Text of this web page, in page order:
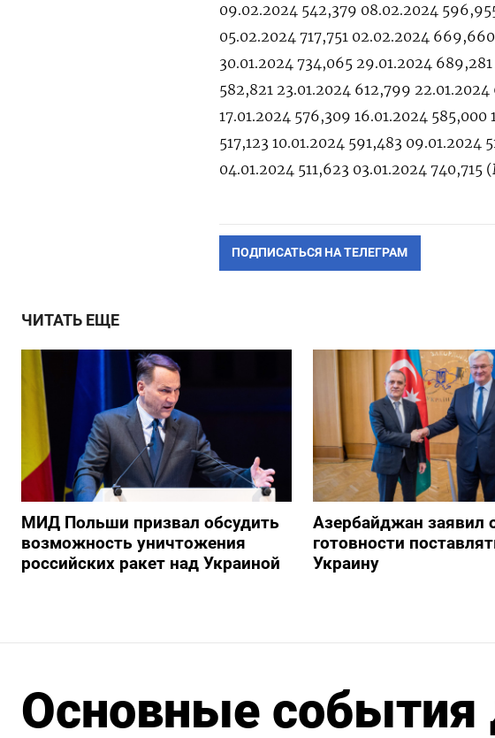
09.02.2024 542,379 08.02.2024
05.02.2024 717,751 02.02.2024
30.01.2024 734,065 29.01.2024
582,821 23.01.2024 612,799
17.01.2024 576,309 16.01.2024 585,000
517,123 10.01.2024 591,483 09.01.2024
04.01.2024 511,623 03.01.2024
ПОДПИСАТЬСЯ НА ТЕЛЕГРАМ
ЧИТАТЬ ЕЩЕ
МИД Польши призвал обсудить
возможность уничтожения
российских ракет над Украиной
Азербайджан заявил
готовности
Украину
Основные события